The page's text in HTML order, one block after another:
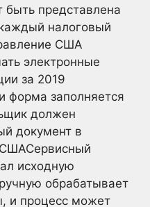
представлена
налоговый
США
электронные
за 2019
форма заполняется
должен
документ в
исходную
обрабатывает
и процесс может